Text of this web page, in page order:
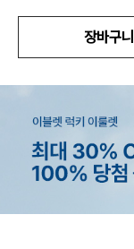
장바구니